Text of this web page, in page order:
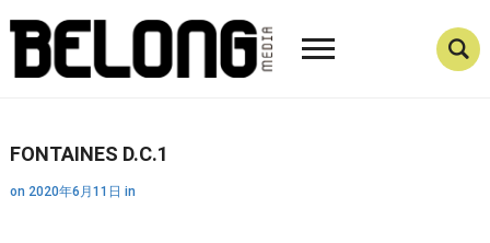
FONTAINES D.C.1
on 2020年6月11日 in